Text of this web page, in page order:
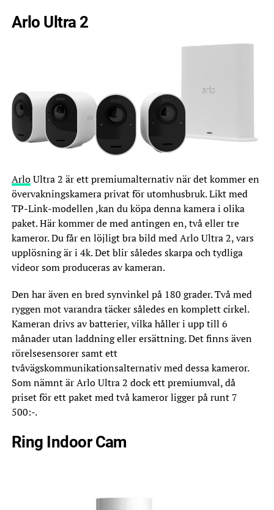
Arlo Ultra 2
ArloUltra 2 är ett premiumalternativ när det kommer en
övervakningskamera privat för utomhusbruk. Likt med
TP-Link-modellen ,kan du köpa denna kamera i olika
paket. Här kommer de med antingen en, två eller tre
kameror. Du får en löjligt bra bild med Arlo Ultra 2, vars
upplösning är i 4k. Det blir således skarpa och tydliga
videor som produceras av kameran.
Den har även en bred synvinkel på 180 grader. Två med
ryggen mot varandra täcker således en komplett cirkel.
Kameran drivs av batterier, vilka håller i upp till 6
månader utan laddning eller ersättning. Det finns även
rörelsesensorer samt ett
tvåvägskommunikationsalternativ med dessa kameror.
Som nämnt är Arlo Ultra 2 dock ett premiumval, då
priset för ett paket med två kameror ligger på runt 7
500:-.
Ring Indoor Cam